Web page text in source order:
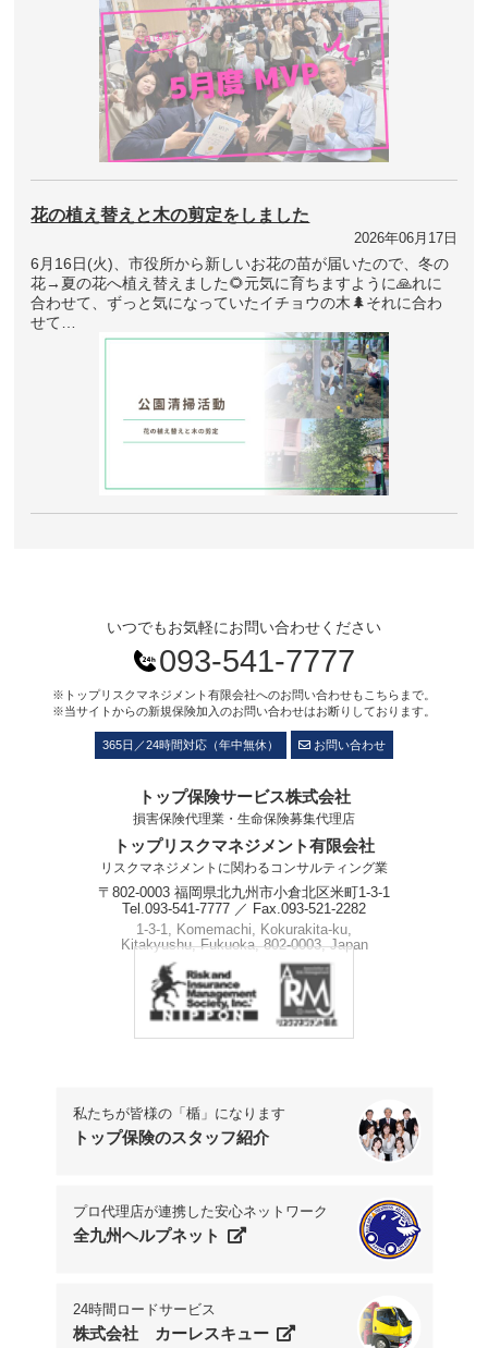
花の植え替えと木の剪定をしました
2026年06月17日
6月16日(火)、市役所から新しいお花の苗が届いたので、冬の
花→夏の花へ植え替えました🌻元気に育ちますように🙏れに
合わせて、ずっと気になっていたイチョウの木🌲それに合わ
せて…
いつでもお気軽にお問い合わせください
093-541-7777
※トップリスクマネジメント有限会社へのお問い合わせもこちらまで。
※当サイトからの新規保険加入のお問い合わせはお断りしております。
365日／24時間対応（年中無休） お問い合わせ
トップ保険サービス株式会社
損害保険代理業・生命保険募集代理店
トップリスクマネジメント有限会社
リスクマネジメントに関わるコンサルティング業
〒802-0003 福岡県北九州市小倉北区米町1-3-1
Tel.093-541-7777 ／ Fax.093-521-2282
1-3-1, Komemachi, Kokurakita-ku,
Kitakyushu, Fukuoka, 802-0003, Japan
Phone.+81-93-541-7777
私たちが皆様の「楯」になります
トップ保険のスタッフ紹介
プロ代理店が連携した安心ネットワーク
全九州ヘルプネット
24時間ロードサービス
株式会社 カーレスキュー